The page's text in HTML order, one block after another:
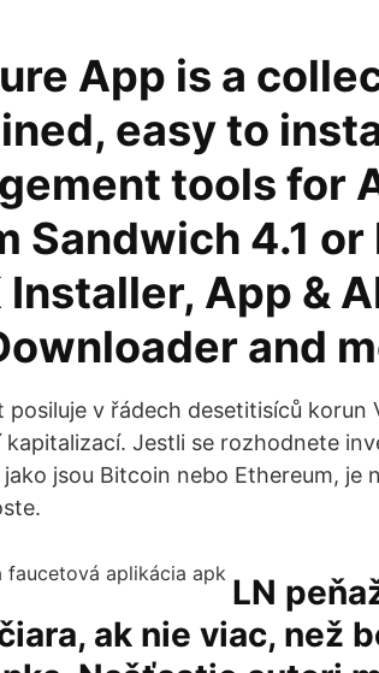
App is a
easy to
tools for
Sandwich 4.1
Installer, App &
and
posiluje v řádech desetitisíců
Jestli se rozhodnete
jsou Bitcoin nebo Ethereum, je
LN
ak nie viac, než